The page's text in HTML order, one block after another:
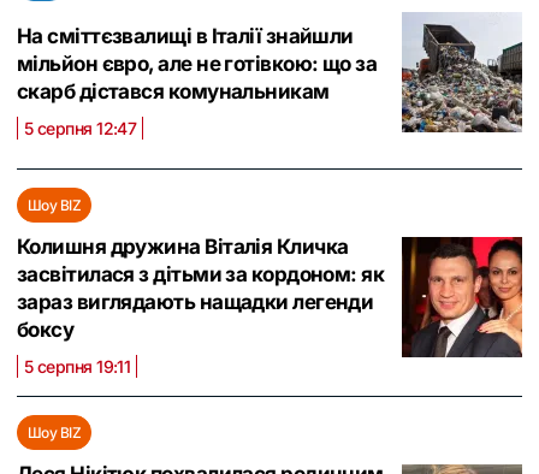
На сміттєзвалищі в Італії знайшли
мільйон євро, але не готівкою: що за
скарб дістався комунальникам
5 серпня 12:47
Шоу BIZ
Колишня дружина Віталія Кличка
засвітилася з дітьми за кордоном: як
зараз виглядають нащадки легенди
боксу
5 серпня 19:11
Шоу BIZ